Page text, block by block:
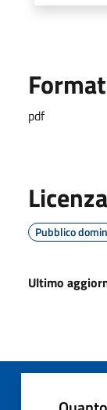
pdf
Pubblico
Ultimo